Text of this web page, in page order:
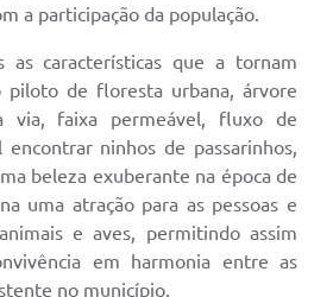
a participação da população.
as características que a tornam
piloto de floresta urbana, árvore
via, faixa permeável, fluxo de
encontrar ninhos de passarinhos,
beleza exuberante na época de
uma atração para as pessoas e
e aves, permitindo assim
em harmonia entre as
no município.